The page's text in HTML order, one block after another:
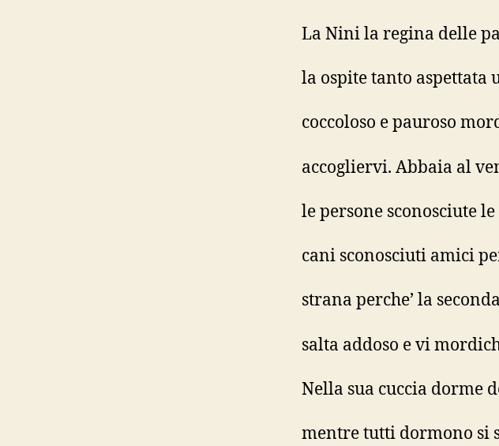
La Nini la regina delle
la ospite tanto aspettata
coccoloso e pauroso
accogliervi. Abbaia al
le persone sconosciute
cani sconosciuti amici
strana perche’ la
salta addoso e vi
Nella sua cuccia dorme
mentre tutti dormono si